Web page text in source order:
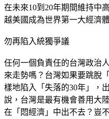
在未來10到20年期間維持中
越美國成為世界第一大經濟
勿再陷入統獨爭議
任何一個負責任的台灣政治
來走勢嗎？台灣如果要跳脫
樣地陷入「失落的30年」，
說，台灣是最有機會善用大
在「悶經濟」中出不去？豈